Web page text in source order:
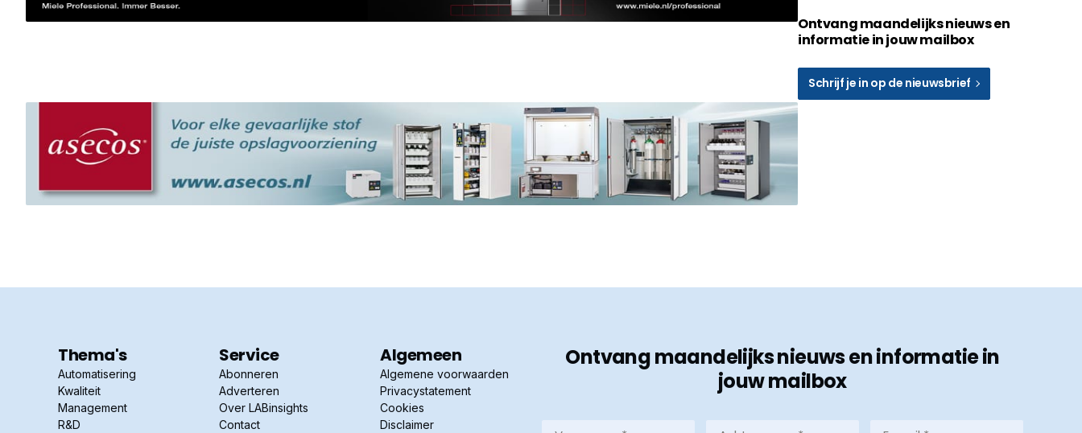
Ontvang maandelijks nieuws en
informatie in jouw mailbox
Schrijf je in op de nieuwsbrief
Thema's
Automatisering
Kwaliteit
Management
R&D
Service
Abonneren
Adverteren
Over LABinsights
Contact
Algemeen
Algemene voorwaarden
Privacystatement
Cookies
Disclaimer
Ontvang maandelijks nieuws en informatie in
jouw mailbox
Achternaam